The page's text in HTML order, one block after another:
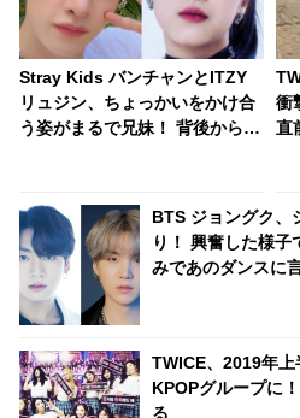
Stray Kids バンチャンとITZY
リュジン、ちょっかいをかけ合
う姿がまるで兄妹！ 背後からひ
ーティストのやり取りにほっこ
り
衝
直
BTS ジョングク、
り！ 興奮した様
みであのダンスに
TWICE、2019年
KPOPグループに
る